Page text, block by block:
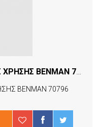
BENMAN 70796